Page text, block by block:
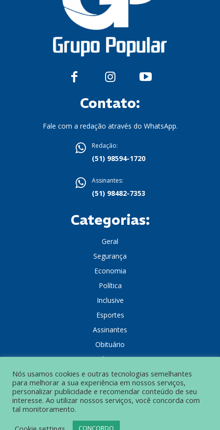
Contato:
Fale com a redação através do WhatsApp.
Redação:
(51) 98594-1720
Assinantes:
(51) 98482-7353
Categorias:
Geral
Segurança
Economia
Política
Inclusive
Esportes
Assinantes
Obituário
Colunistas
POLÍTICA DE PRIVACIDADE
Nós usamos cookies e outras tecnologias semelhantes
para melhorar a sua experiência em nossos serviços,
personalizar publicidade e recomendar conteúdo de seu
interesse. Ao utilizar nossos serviços, você concorda com
tal monitoramento.
CONCORDO